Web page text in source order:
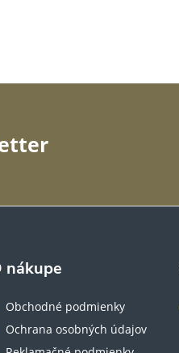
nákupe
Obchodné podmienky
Ochrana osobných údajov